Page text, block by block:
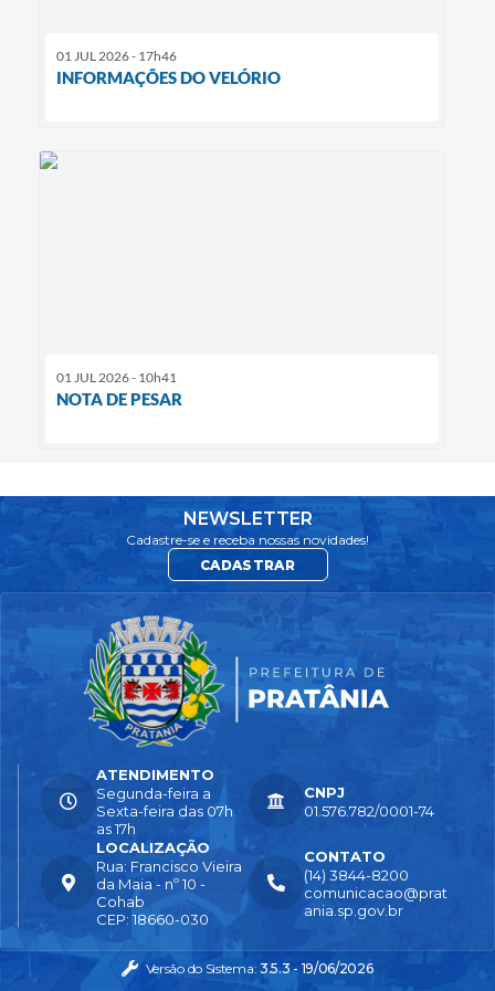
01 JUL 2026 - 17h46
INFORMAÇÕES DO VELÓRIO
01 JUL 2026 - 10h41
NOTA DE PESAR
NEWSLETTER
Cadastre-se e receba nossas novidades!
CADASTRAR
LOCALIZAÇÃO
Rua: Francisco Vieira
da Maia - nº 10 -
Cohab
CEP: 18660-030
CONTATO
(14) 3844-8200
comunicacao@prat
ania.sp.gov.br
ATENDIMENTO
Segunda-feira a
Sexta-feira das 07h
as 17h
CNPJ
01.576.782/0001-74
Versão do Sistema: 3.5.3 - 19/06/2026